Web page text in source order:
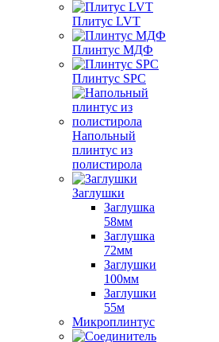
Плитус LVT
Плинтус МДФ
Плинтус SPC
Напольный
плинтус из
полистирола
Заглушки
Заглушка
58мм
Заглушка
72мм
Заглушки
100мм
Заглушки
55м
Микроплинтус